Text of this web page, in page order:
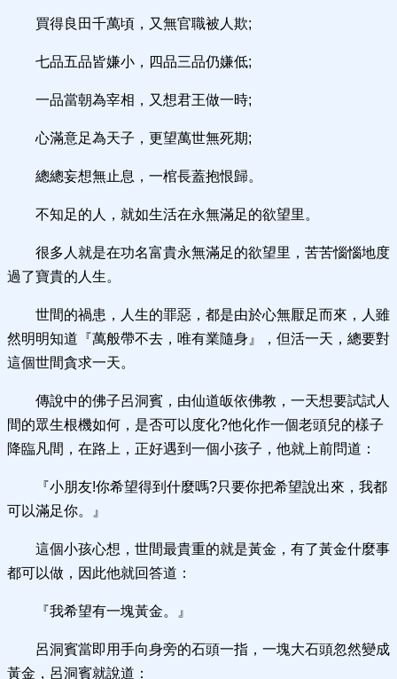
買得良田千萬頃，又無官職被人欺;
七品五品皆嫌小，四品三品仍嫌低;
一品當朝為宰相，又想君王做一時;
心滿意足為天子，更望萬世無死期;
總總妄想無止息，一棺長蓋抱恨歸。
不知足的人，就如生活在永無滿足的欲望里。
很多人就是在功名富貴永無滿足的欲望里，苦苦惱惱地度
過了寶貴的人生。
世間的禍患，人生的罪惡，都是由於心無厭足而來，人雖
然明明知道『萬般帶不去，唯有業隨身』，但活一天，總要對
這個世間貪求一天。
傳說中的佛子呂洞賓，由仙道皈依佛教，一天想要試試人
間的眾生根機如何，是否可以度化?他化作一個老頭兒的樣子
降臨凡間，在路上，正好遇到一個小孩子，他就上前問道：
『小朋友!你希望得到什麼嗎?只要你把希望說出來，我都
可以滿足你。』
這個小孩心想，世間最貴重的就是黃金，有了黃金什麼事
都可以做，因此他就回答道：
『我希望有一塊黃金。』
呂洞賓當即用手向身旁的石頭一指，一塊大石頭忽然變成
黃金，呂洞賓就說道：